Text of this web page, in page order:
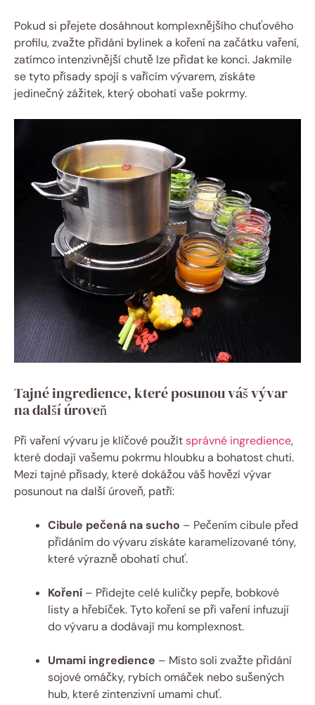
Pokud si přejete dosáhnout komplexnějšího chuťového
profilu, zvažte přidání bylinek a koření na začátku vaření,
zatímco intenzivnější chutě lze přidat ke konci. Jakmile
se tyto přísady spojí s vařícím vývarem, získáte
jedinečný zážitek, který obohatí vaše pokrmy.
Tajné ingredience, které posunou váš vývar
na další úroveň
Při vaření vývaru je klíčové použítsprávné ingredience,
které dodají vašemu pokrmu hloubku a bohatost chuti.
Mezi tajné přísady, které dokážou váš hovězí vývar
posunout na další úroveň, patří:
Cibule pečená na sucho – Pečením cibule před
přidáním do vývaru získáte karamelizované tóny,
které výrazně obohatí chuť.
Koření – Přidejte celé kuličky pepře, bobkové
listy a hřebíček. Tyto koření se při vaření infuzují
do vývaru a dodávají mu komplexnost.
Umami ingredience – Místo soli zvažte přidání
sojové omáčky, rybích omáček nebo sušených
hub, které zintenzivní umami chuť.